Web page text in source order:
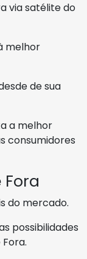
via satélite do
melhor
de sua
a melhor
consumidores
Fora
do mercado.
possibilidades